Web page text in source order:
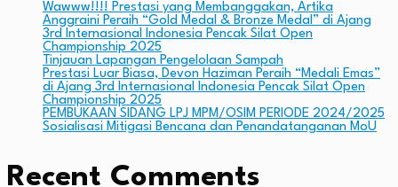
Wawww!!!! Prestasi yang Membanggakan, Artika
Anggraini Peraih “Gold Medal & Bronze Medal” di Ajang
3rd Internasional Indonesia Pencak Silat Open
Championship 2025
Tinjauan Lapangan Pengelolaan Sampah
Prestasi Luar Biasa, Devon Haziman Peraih “Medali Emas”
di Ajang 3rd Internasional Indonesia Pencak Silat Open
Championship 2025
PEMBUKAAN SIDANG LPJ MPM/OSIM PERIODE 2024/2025
Sosialisasi Mitigasi Bencana dan Penandatanganan MoU
Recent Comments